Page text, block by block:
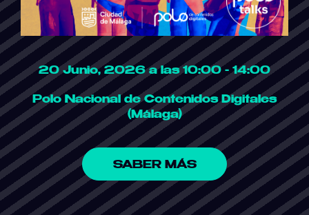
20 Junio, 2026 a las 10:00 - 14:00
Polo Nacional de Contenidos Digitales
(Málaga)
SABER MÁS